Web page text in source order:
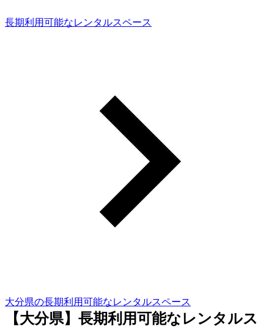
長期利用可能なレンタルスペース
大分県の長期利用可能なレンタルスペース
【大分県】長期利用可能なレンタルス